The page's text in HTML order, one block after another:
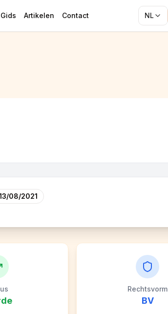
Gids Artikelen Contact NL
08/2021
Rechtsvorm
BV